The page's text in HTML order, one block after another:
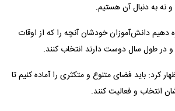
و نه به دنبال آن هستیم.
دهیم دانش‌آموزان خودشان آنچه را که از اوقات
در طول سال دوست دارند انتخاب کنند.
کرد: باید فضای متنوع و متکثری را آماده کنیم تا
انتخاب و فعالیت کنند.